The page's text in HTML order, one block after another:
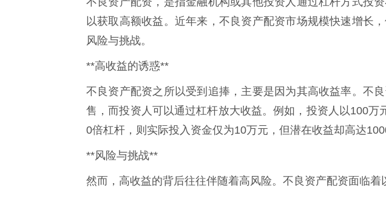
以获取高额收益。近年来，不良资产配资市场规模快速增长
风险与挑战。
**高收益的诱惑**
不良资产配资之所以受到追捧，主要是因为其高收益率。不
售，而投资人可以通过杠杆放大收益。例如，投资人以100万
0倍杠杆，则实际投入资金仅为10万元，但潜在收益却高达
**风险与挑战**
然而，高收益的背后往往伴随着高风险。不良资产配资面临着